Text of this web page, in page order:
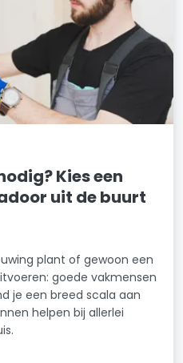
Kies een
uit de buurt
plant of gewoon een
goede vakmensen
je een breed scala aan
helpen bij allerlei